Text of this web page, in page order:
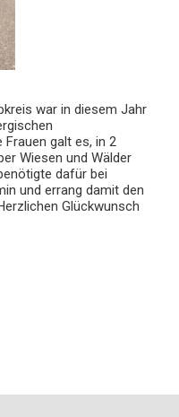
war in diesem Jahr
galt es, in 2
Wiesen und Wälder
dafür bei
und errang damit den
Glückwunsch